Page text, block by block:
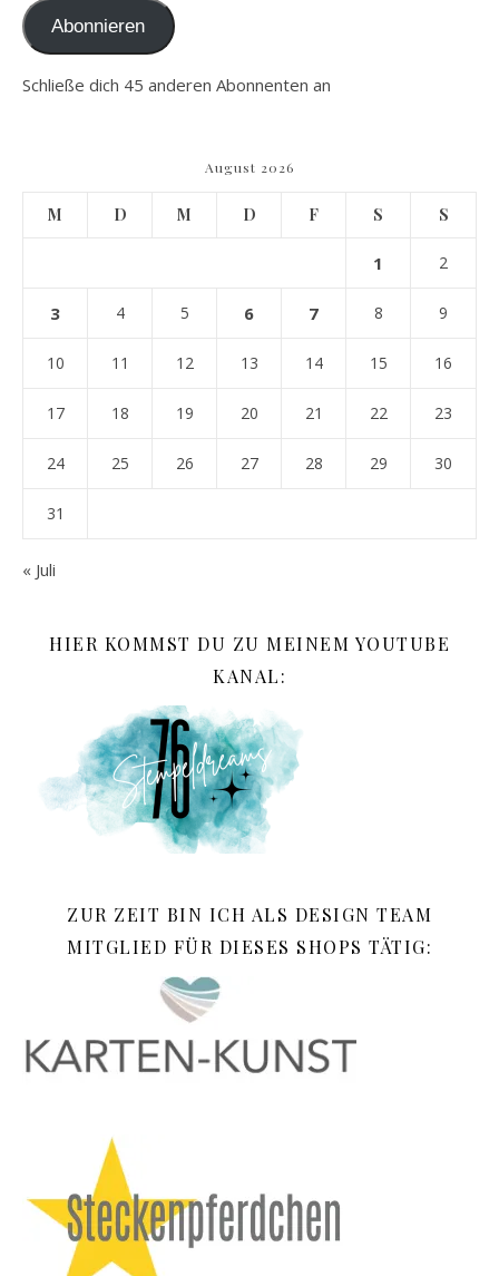
Abonnieren
Schließe dich 45 anderen Abonnenten an
August 2026
M D M D F S S
1 2
3 4 5 6 7 8 9
10 11 12 13 14 15 16
17 18 19 20 21 22 23
24 25 26 27 28 29 30
31
« Juli
HIER KOMMST DU ZU MEINEM YOUTUBE
KANAL:
ZUR ZEIT BIN ICH ALS DESIGN TEAM
MITGLIED FÜR DIESES SHOPS TÄTIG: